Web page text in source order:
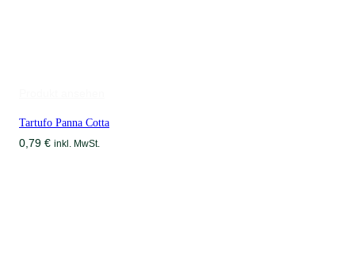
Tartufo Panna Cotta
0,79 € inkl. MwSt.